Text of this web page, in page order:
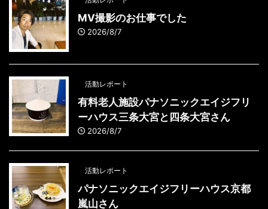
MV撮影のお仕事でした
2026/8/7
活動レポート
有料老人施設パナソニックエイジフリ
ーハウス三条大宮と四条大宮さん
2026/8/7
活動レポート
パナソニックエイジフリーハウス京都
嵐山さん